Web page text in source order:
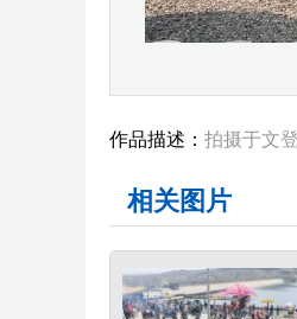
作品描述： 拍摄于文
相关图片